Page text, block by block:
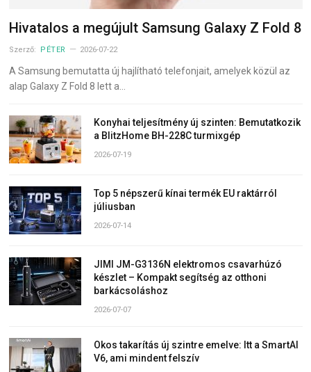
Hivatalos a megújult Samsung Galaxy Z Fold 8
Szerző: PÉTER 2026-07-22
A Samsung bemutatta új hajlítható telefonjait, amelyek közül az
alap Galaxy Z Fold 8 lett a…
Konyhai teljesítmény új szinten: Bemutatkozik
a BlitzHome BH-228C turmixgép
2026-07-19
Top 5 népszerű kínai termék EU raktárról
júliusban
2026-07-14
JIMI JM-G3136N elektromos csavarhúzó
készlet – Kompakt segítség az otthoni
barkácsoláshoz
2026-07-07
Okos takarítás új szintre emelve: Itt a SmartAI
V6, ami mindent felszív